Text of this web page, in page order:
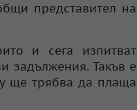
представител на
и сега изпитват
задължения. Такъв е
ще трябва да плаща